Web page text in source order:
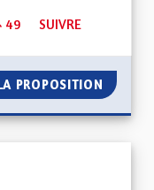
49 49 ABONNÉS
SUIVRE
PROPOSITION